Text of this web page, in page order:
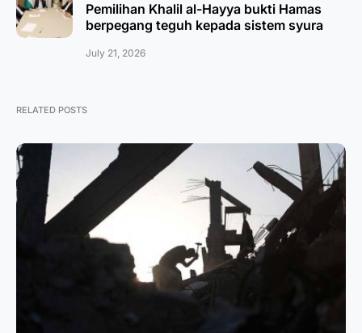
Pemilihan Khalil al-Hayya bukti Hamas
berpegang teguh kepada sistem syura
July 21, 2026
RELATED POSTS